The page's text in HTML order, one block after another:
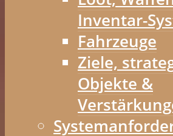
Inventar-
Fahrzeuge
Ziele,
Objekte &